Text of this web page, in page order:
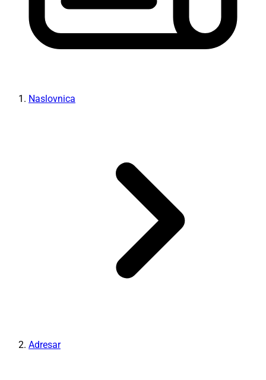
Naslovnica
Adresar